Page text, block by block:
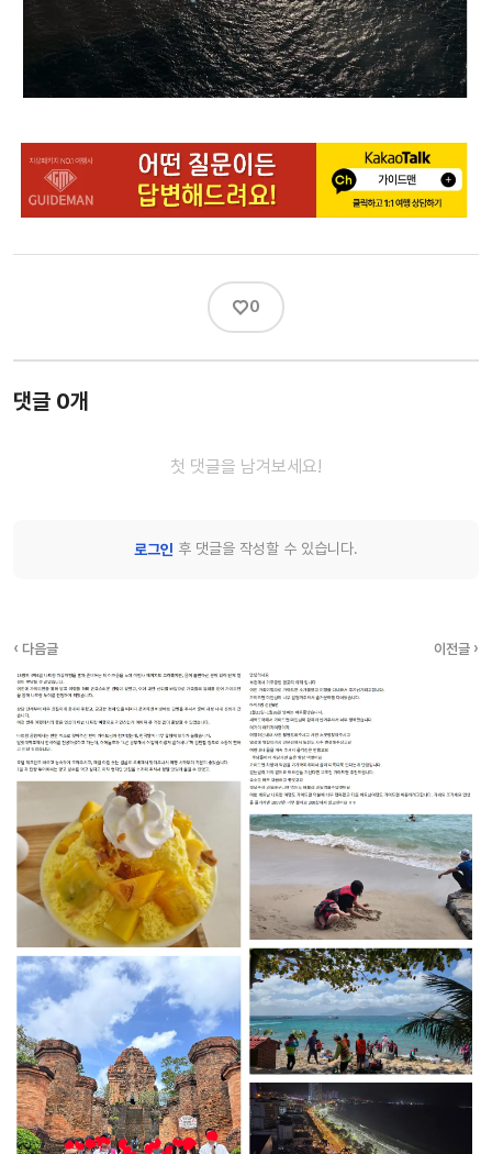
♡0
댓글 0개
첫 댓글을 남겨보세요!
로그인 후 댓글을 작성할 수 있습니다.
‹ 다음글 이전글 ›